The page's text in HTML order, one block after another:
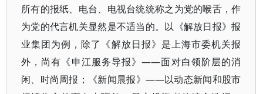
所有的报纸、电台、电视台统统称之为党的喉舌，作
为党的代言机关显然是不适当的。以《解放日报》报
业集团为例，除了《解放日报》是上海市委机关报
外，尚有《申江服务导报》——面对白领阶层的消
闲、时尚周报；《新闻晨报》——以动态新闻和股市